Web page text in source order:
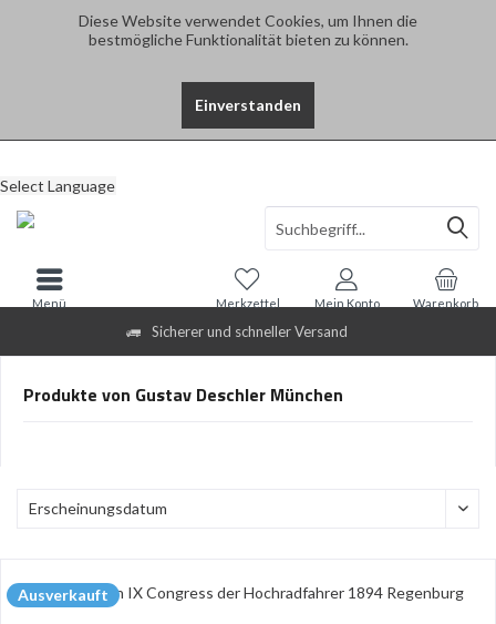
Diese Website verwendet Cookies, um Ihnen die
bestmögliche Funktionalität bieten zu können.
Einverstanden
Sicherer und schneller Versand
Select Language
Warenkorb
Merkzettel Mein Konto
Menü
Produkte von Gustav Deschler München
Ausverkauft